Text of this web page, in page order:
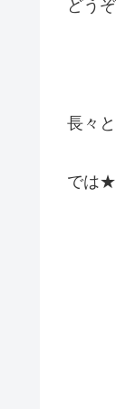
どう
長々
では